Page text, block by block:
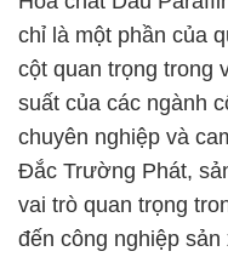
chỉ là một phần của
cột quan trọng trong
suất của các ngành
chuyên nghiệp và
Đắc Trường Phát,
vai trò quan trọng
đến công nghiệp sản